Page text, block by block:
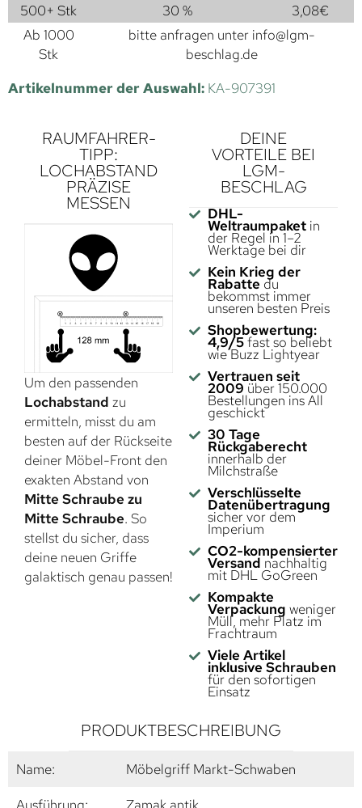
500+ Stk
30 % 3,08€
Ab 1000
Stk
bitte anfragen unter info@lgm-
beschlag.de
Artikelnummer der Auswahl: KA-907391
RAUMFAHRER-
TIPP:
LOCHABSTAND
PRÄZISE
MESSEN
Um den passenden
Lochabstand zu
ermitteln, misst du am
besten auf der Rückseite
deiner Möbel-Front den
exakten Abstand von
Mitte Schraube zu
Mitte Schraube. So
stellst du sicher, dass
deine neuen Griffe
galaktisch genau passen!
DEINE
VORTEILE BEI
LGM-
BESCHLAG
DHL-
Weltraumpaketin
der Regel in 1–2
Werktage bei dir
Kein Krieg der
Rabatte du
bekommst immer
unseren besten Preis
Shopbewertung:
4,9/5fast so beliebt
wie Buzz Lightyear
Vertrauen seit
2009 über 150.000
Bestellungen ins All
geschickt
30 Tage
Rückgaberecht
innerhalb der
Milchstraße
Verschlüsselte
Datenübertragung
sicher vor dem
Imperium
CO2-kompensierter
Versand nachhaltig
mit DHL GoGreen
Kompakte
Verpackung weniger
Müll, mehr Platz im
Frachtraum
Viele Artikel
inklusive Schrauben
für den sofortigen
Einsatz
PRODUKTBESCHREIBUNG
Name:
Möbelgriff Markt-Schwaben